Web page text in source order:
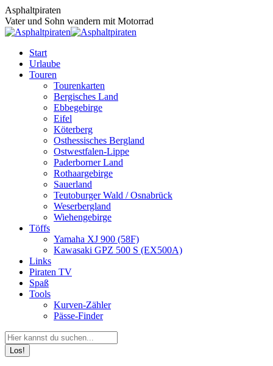
Zum
Inhalt
springen
Asphaltpiraten
Vater und Sohn wandern mit Motorrad
Start
Urlaube
Touren
Tourenkarten
Bergisches Land
Ebbegebirge
Eifel
Köterberg
Osthessisches Bergland
Ostwestfalen-Lippe
Paderborner Land
Rothaargebirge
Sauerland
Teutoburger Wald / Osnabrück
Weserbergland
Wiehengebirge
Töffs
Yamaha XJ 900 (58F)
Kawasaki GPZ 500 S (EX500A)
Links
Piraten TV
Spaß
Tools
Kurven-Zähler
Pässe-Finder
Search: